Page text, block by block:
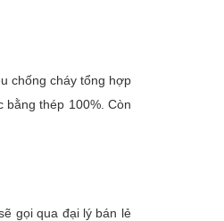
chống cháy tổng hợp
bằng thép 100%. Còn
gọi qua đại lý bán lẻ